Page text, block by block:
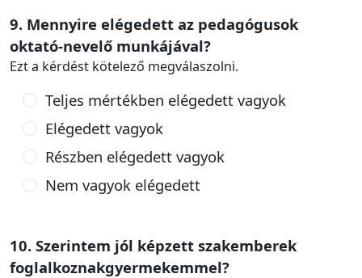
9. Mennyire elégedett az pedagógusok
oktató-nevelő munkájával?
Ezt a kérdést kötelező megválaszolni.
Teljes mértékben elégedett vagyok
Elégedett vagyok
Részben elégedett vagyok
Nem vagyok elégedett
10. Szerintem jól képzett szakemberek
foglalkoznakgyermekemmel?